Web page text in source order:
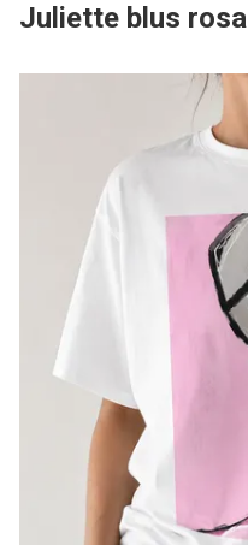
Juliette blus rosa